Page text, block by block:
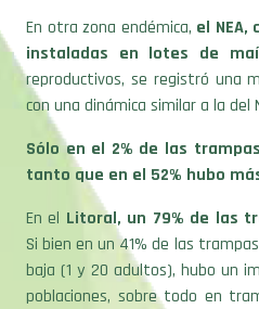
En otra zona endémica, el
instaladas en lotes de
reproductivos, se registró una
con una dinámica similar a la del
Sólo en el 2% de las
tanto que en el 52% hubo
En el Litoral, un 79% de las
Si bien en un 41% de las
baja (1 y 20 adultos), hubo un
poblaciones, sobre todo en